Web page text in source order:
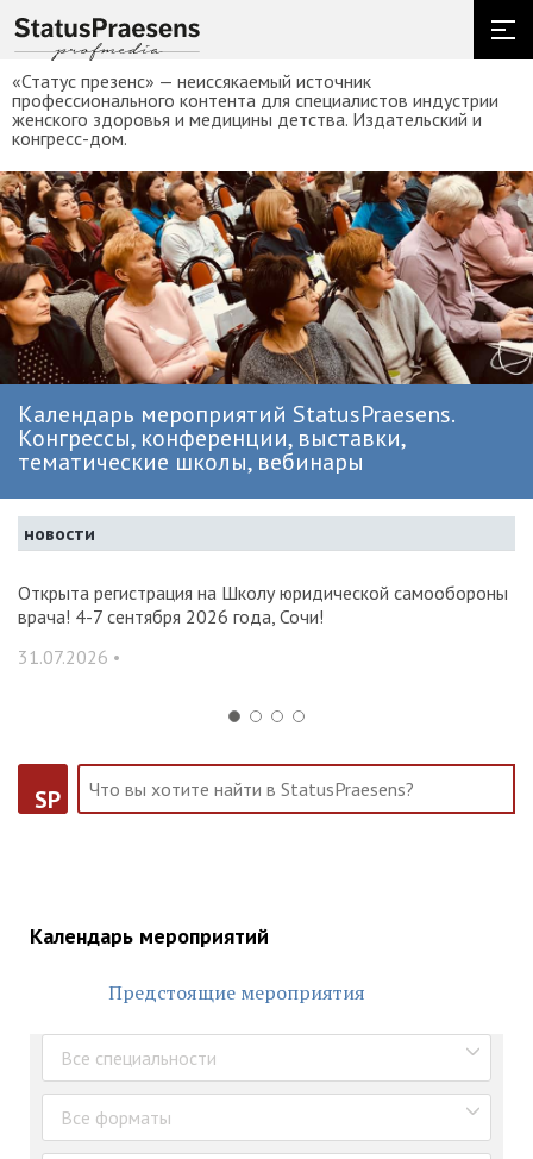
«Статус презенс» — неиссякаемый источник
профессионального контента для специалистов индустрии
женского здоровья и медицины детства. Издательский и
конгресс-дом.
Календарь мероприятий StatusPraesens.
Конгрессы, конференции, выставки,
тематические школы, вебинары
новости
Открыта регистрация на Школу юридической самообороны
врача! 4-7 сентября 2026 года, Сочи!
31.07.2026 •
SP
Календарь мероприятий
Предстоящие мероприятия
Все специальности
Все форматы